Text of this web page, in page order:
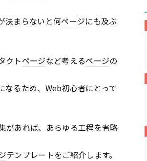
決まらないと何ページにも及ぶ
クトページなど考えるページの
なるため、Web初心者にとって
があれば、あらゆる工程を省略
テンプレートをご紹介します。